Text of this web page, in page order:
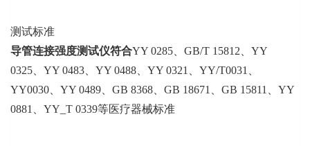
测试标准
导管连接强度测试仪符合YY 0285、GB/T 15812、YY
0325、YY 0483、YY 0488、YY 0321、YY/T0031、
YY0030、YY 0489、GB 8368、GB 18671、GB 15811、YY
0881、YY_T 0339等医疗器械标准